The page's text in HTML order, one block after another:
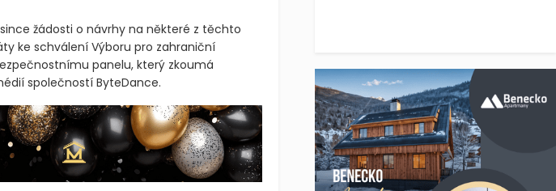
žádosti o návrhy na některé z těchto
ke schválení Výboru pro zahraniční
panelu, který zkoumá
společností ByteDance.